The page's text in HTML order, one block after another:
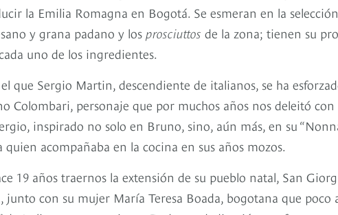
la Emilia Romagna en Bogotá. Se esmeran en la
y grana padano y los prosciuttos de la zona; tienen su
uno de los ingredientes.
que Sergio Martin, descendiente de italianos, se ha
personaje que por muchos años nos deleitó con
inspirado no solo en Bruno, sino, aún más, en su
acompañaba en la cocina en sus años mozos.
19 años traernos la extensión de su pueblo natal, San
junto con su mujer María Teresa Boada, bogotana que poco